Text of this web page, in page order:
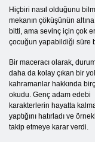
Hiçbiri nasıl olduğunu
mekanın çöküşünün
bitti, ama sevinç için çok
çocuğun yapabildiği süre
Bir maceracı olarak,
daha da kolay çıkan bir
kahramanlar hakkında
okudu. Genç adam edebi
karakterlerin hayatta
yaptığını hatırladı ve
takip etmeye karar verdi.